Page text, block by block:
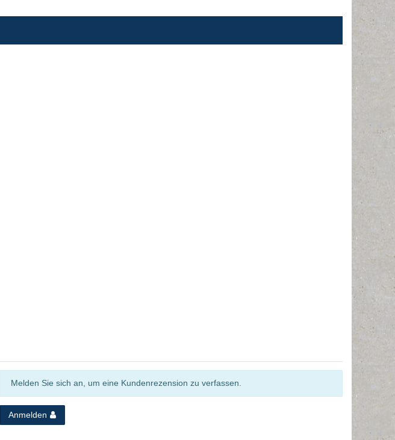
Melden Sie sich an, um eine Kundenrezension zu verfassen.
Anmelden